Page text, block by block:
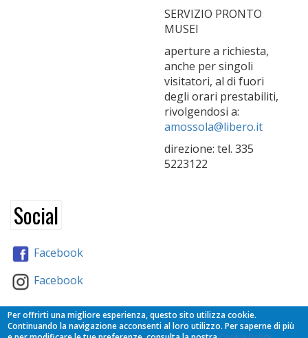
SERVIZIO PRONTO
MUSEI
aperture a richiesta,
anche per singoli
visitatori, al di fuori
degli orari prestabiliti,
rivolgendosi a:
amossola@libero.it
direzione: tel. 335
5223122
Social
Facebook
Facebook
Partners
Per offrirti una migliore esperienza, questo sito utilizza cookie.
Continuando la navigazione acconsenti al loro utilizzo. Per saperne di più